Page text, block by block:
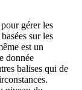
gérer les
sur les
est un
donnée
balises qui de